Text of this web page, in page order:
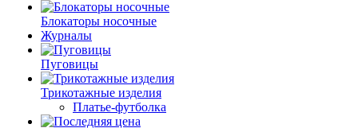
Блокаторы носочные
Журналы
Пуговицы
Трикотажные изделия
Платье-футболка